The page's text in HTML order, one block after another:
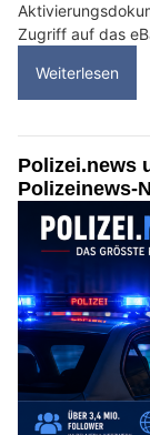
Zugriff auf das
Weiterlesen
Polizei.news
Polizeinews-